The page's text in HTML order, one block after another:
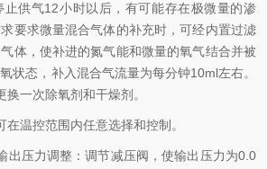
止供气12小时以后，有可能存在极微量的渗
要求微量混合气体的补充时，可经内置过滤
体，使补进的氮气能和微量的氧气结合并被
状态，补入混合气流量为每分钟10ml左右。
换一次除氧剂和干燥剂。
温控范围内任意选择和控制。
出压力调整：调节减压阀，使输出压力为0.0